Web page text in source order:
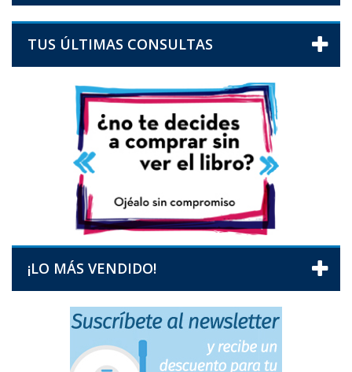
TUS ÚLTIMAS CONSULTAS
¡LO MÁS VENDIDO!